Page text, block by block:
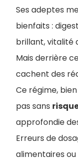
Ses adeptes
bienfaits :
brillant, vitalité
Mais derrière
cachent des
Ce régime,
pas sans
approfondie
Erreurs de
alimentaires